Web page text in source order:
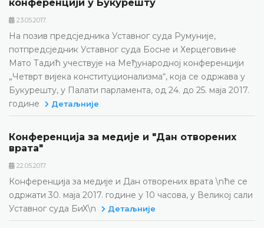
конференцији у Букурешту
23.05.2017.
На позив предсједника Уставног суда Румуније,
потпредсједник Уставног суда Босне и Херцеговине
Мато Тадић учествује на Међународној конференцији
„Четврт вијека конституционализма“, која се одржава у
Букурешту, у Палати парламента, од 24. до 25. маја 2017.
године
Детаљније
Конференција за медије и "Дан отворених
врата"
22.05.2017.
Конференција за медије и Дан отворених врата \nће се
одржати 30. маја 2017. године у 10 часова, у Великој сали
Уставног суда БиХ\n
Детаљније